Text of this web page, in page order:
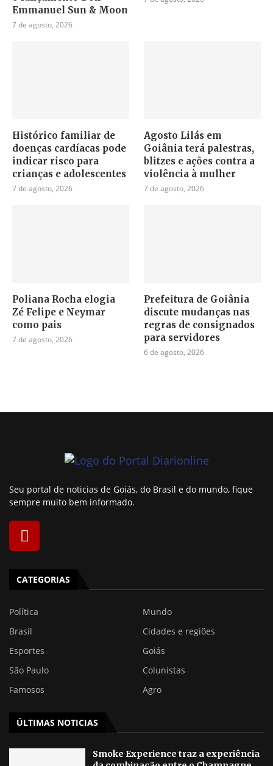
Emmanuel Sun & Moon
7 de agosto, 2026
Histórico familiar de
doenças cardíacas pode
indicar risco para
crianças e adolescentes
7 de agosto, 2026
Agosto Lilás em
Goiânia terá palestras,
blitzes e ações contra a
violência à mulher
7 de agosto, 2026
Poliana Rocha elogia
Zé Felipe e Neymar
como pais
7 de agosto, 2026
Prefeitura de Goiânia
discute mudanças nas
regras de consignados
para servidores
6 de agosto, 2026
Seu portal de noticias de Goiás, do Brasil e do mundo, fique
sempre muito bem informado.
CATEGORIAS
Política
Mundo
Brasil
Cidades e regiões
Esportes
Goiás
São Paulo
Colunistas
Famosos
Agro
ÚLTIMAS NOTICIAS
Smoke Experience traz a experiência